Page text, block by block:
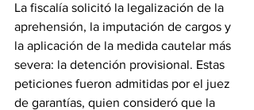
La fiscalía solicitó la legalización de la
aprehensión, la imputación de cargos y
la aplicación de la medida cautelar más
severa: la detención provisional. Estas
peticiones fueron admitidas por el juez
de garantías, quien consideró que la